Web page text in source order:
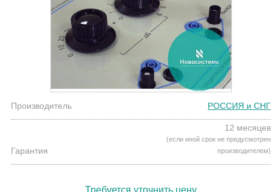
Производитель РОССИЯ и СНГ
Гарантия
12 месяцев
(если иной срок не предусмотрен
производителем)